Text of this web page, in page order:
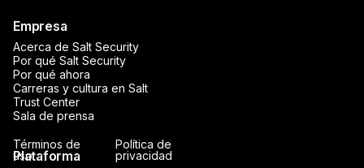
Empresa
Acerca de Salt Security
Por qué Salt Security
Por qué ahora
Carreras y cultura en Salt
Trust Center
Sala de prensa
Plataforma
Términos de
uso
Política de
privacidad